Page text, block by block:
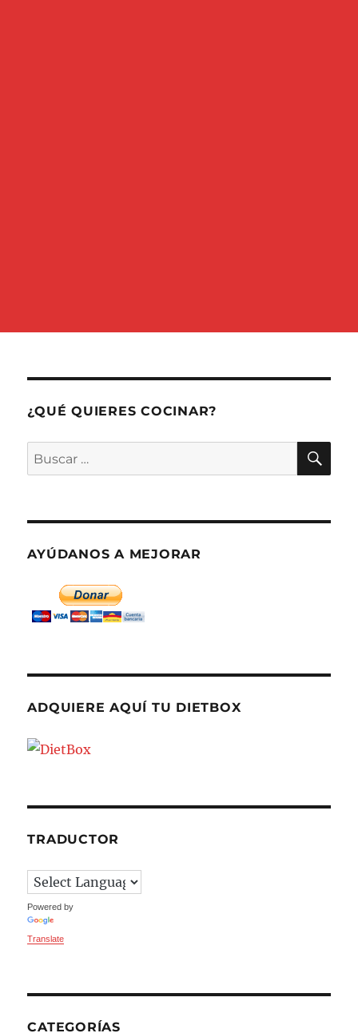
¿QUÉ QUIERES COCINAR?
Buscar
por:
AYÚDANOS A MEJORAR
ADQUIERE AQUÍ TU DIETBOX
TRADUCTOR
Powered by
Translate
CATEGORÍAS